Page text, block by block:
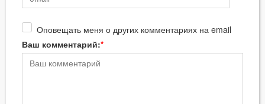
Оповещать меня о других комментариях на email
Ваш комментарий: